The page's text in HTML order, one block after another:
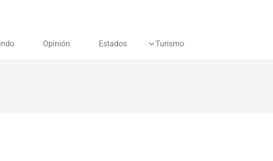
Opinión Estados Turismo